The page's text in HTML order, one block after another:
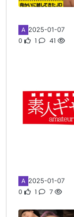
A 2025-01-07
0 1 41
A 2025-01-07
0 1 7